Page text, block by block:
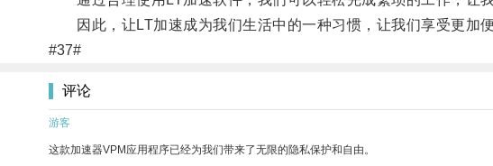
因此，让LT加速成为我们生活中的一种习惯，让我们享受更加便
#37#
评论
游客
这款加速器VPM应用程序已经为我们带来了无限的隐私保护和自由。